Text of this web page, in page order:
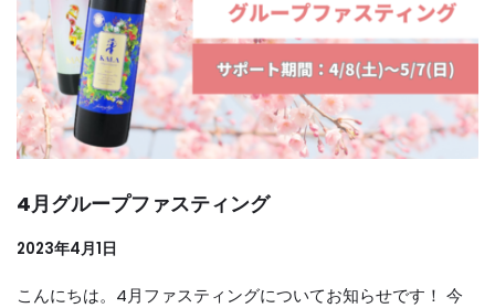
4月グループファスティング
2023年4月1日
こんにちは。4月ファスティングについてお知らせです！ 今